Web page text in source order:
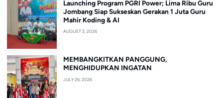
Launching Program PGRI Power; Lima Ribu Guru
Jombang Siap Sukseskan Gerakan 1 Juta Guru
Mahir Koding & AI
AUGUST 2, 2026
MEMBANGKITKAN PANGGUNG,
MENGHIDUPKAN INGATAN
JULY 26, 2026